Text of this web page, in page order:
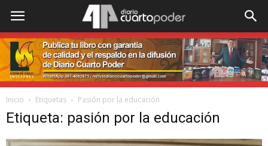
Inicio Etiquetas Pasión por la educación
Etiqueta: pasión por la educación